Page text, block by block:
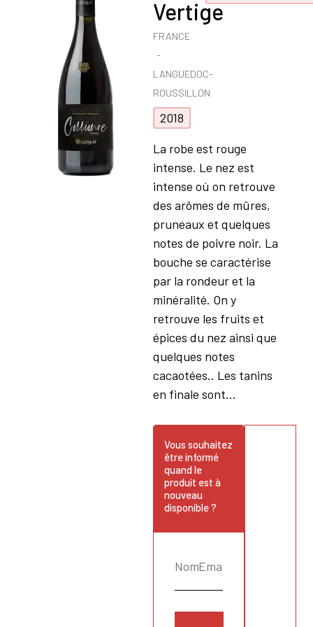
Vertige
FRANCE
LANGUEDOC-
ROUSSILLON
2018
La robe est rouge
intense. Le nez est
intense où on retrouve
des arômes de mûres,
pruneaux et quelques
notes de poivre noir. La
bouche se caractérise
par la rondeur et la
minéralité. On y
retrouve les fruits et
épices du nez ainsi que
quelques notes
cacaotées.. Les tanins
en finale sont...
Vous souhaitez
être informé
quand le
produit est à
nouveau
disponible ?